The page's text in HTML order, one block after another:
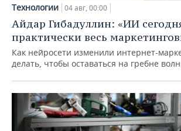
Технологии 04 авг, 00:00
Айдар Гибадуллин: «ИИ
практически весь
Как нейросети изменили интернет-
делать, чтобы оставаться на гребне